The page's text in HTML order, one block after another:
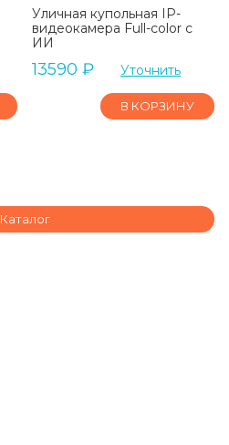
Уличная купольная IP-
видеокамера Full-color с
ИИ
13590 ₽ Уточнить
В КОРЗИНУ
Каталог